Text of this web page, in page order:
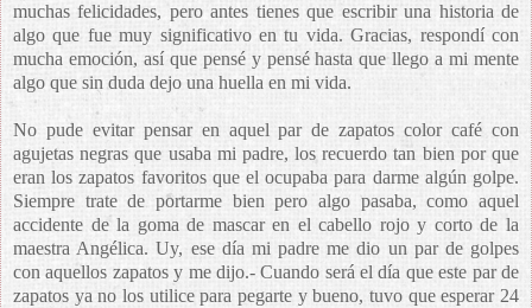
muchas felicidades, pero antes tienes que escribir una historia de
algo que fue muy significativo en tu vida. Gracias, respondí con
mucha emoción, así que pensé y pensé hasta que llego a mi mente
algo que sin duda dejo una huella en mi vida.
No pude evitar pensar en aquel par de zapatos color café con
agujetas negras que usaba mi padre, los recuerdo tan bien por que
eran los zapatos favoritos que el ocupaba para darme algún golpe.
Siempre trate de portarme bien pero algo pasaba, como aquel
accidente de la goma de mascar en el cabello rojo y corto de la
maestra Angélica. Uy, ese día mi padre me dio un par de golpes
con aquellos zapatos y me dijo.- Cuando será el día que este par de
zapatos ya no los utilice para pegarte y bueno, tuvo que esperar 24